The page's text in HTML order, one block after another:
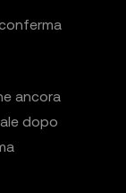
ancora
dopo